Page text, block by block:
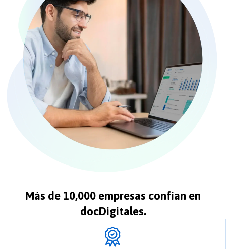
Más de 10,000 empresas confían en
docDigitales.